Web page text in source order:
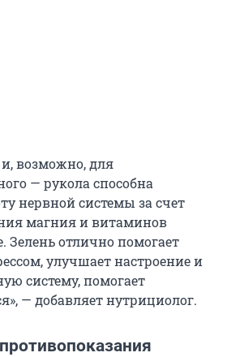
возможно, для
— рукола способна
нервной системы за счет
магния и витаминов
Зелень отлично помогает
улучшает настроение и
систему, помогает
— добавляет нутрициолог.